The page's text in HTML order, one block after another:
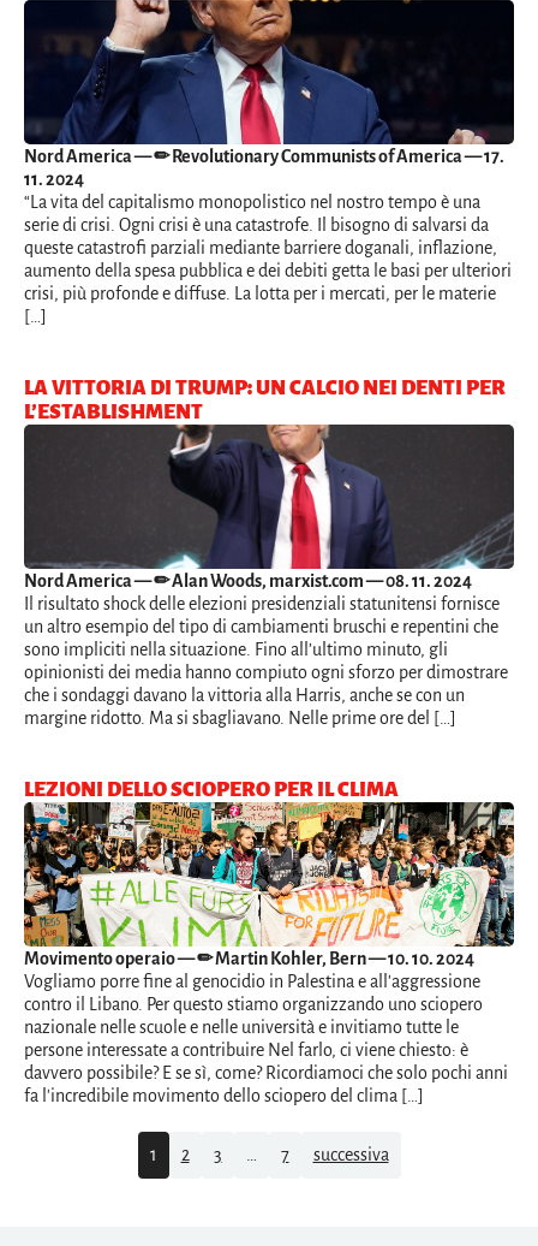
Nord America— ✏ Revolutionary Communists of America — 17.
11. 2024
“La vita del capitalismo monopolistico nel nostro tempo è una
serie di crisi. Ogni crisi è una catastrofe. Il bisogno di salvarsi da
queste catastrofi parziali mediante barriere doganali, inflazione,
aumento della spesa pubblica e dei debiti getta le basi per ulteriori
crisi, più profonde e diffuse. La lotta per i mercati, per le materie
[…]
LA VITTORIA DI TRUMP: UN CALCIO NEI DENTI PER
L’ESTABLISHMENT
Nord America— ✏ Alan Woods, marxist.com — 08. 11. 2024
Il risultato shock delle elezioni presidenziali statunitensi fornisce
un altro esempio del tipo di cambiamenti bruschi e repentini che
sono impliciti nella situazione. Fino all’ultimo minuto, gli
opinionisti dei media hanno compiuto ogni sforzo per dimostrare
che i sondaggi davano la vittoria alla Harris, anche se con un
margine ridotto. Ma si sbagliavano. Nelle prime ore del […]
LEZIONI DELLO SCIOPERO PER IL CLIMA
Movimento operaio— ✏ Martin Kohler, Bern — 10. 10. 2024
Vogliamo porre fine al genocidio in Palestina e all'aggressione
contro il Libano. Per questo stiamo organizzando uno sciopero
nazionale nelle scuole e nelle università e invitiamo tutte le
persone interessate a contribuire Nel farlo, ci viene chiesto: è
davvero possibile? E se sì, come? Ricordiamoci che solo pochi anni
fa l'incredibile movimento dello sciopero del clima […]
1 2 3 7 successiva